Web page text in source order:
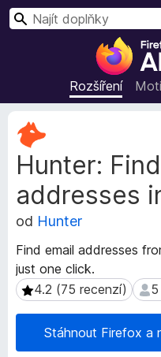
Rozšíření
H
Hunter:
addresses
od Hunter
Find email addresses
just one click.
4.2 (75 recenzí)
4.2 (75 recenzí) 5
Stáhnout Firefox a
M
e
t
a
d
a
t
a
r
o
z